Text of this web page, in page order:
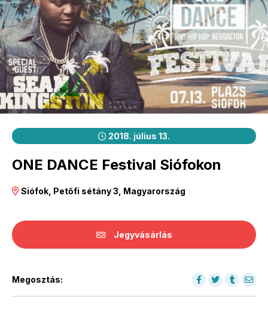
2018. július 13.
ONE DANCE Festival Siófokon
Siófok, Petőfi sétány 3, Magyarország
Jegyvásárlás
Megosztás: